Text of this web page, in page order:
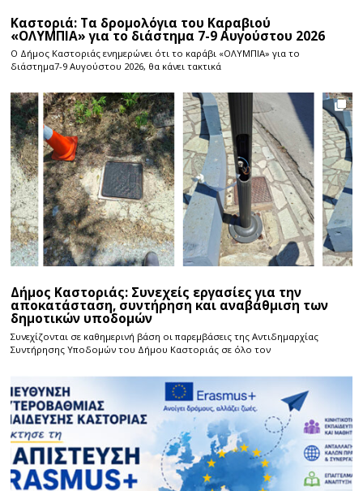
Καστοριά: Τα δρομολόγια του Καραβιού
«ΟΛΥΜΠΙΑ» για το διάστημα 7-9 Αυγούστου 2026
Ο Δήμος Καστοριάς ενημερώνει ότι το καράβι «ΟΛΥΜΠΙΑ» για το
διάστημα7-9 Αυγούστου 2026, θα κάνει τακτικά
Δήμος Καστοριάς: Συνεχείς εργασίες για την
αποκατάσταση, συντήρηση και αναβάθμιση των
δημοτικών υποδομών
Συνεχίζονται σε καθημερινή βάση οι παρεμβάσεις της Αντιδημαρχίας
Συντήρησης Υποδομών του Δήμου Καστοριάς σε όλο τον